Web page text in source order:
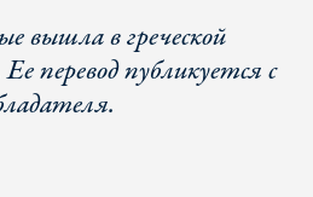
вышла в греческой
Ее перевод публикуется с